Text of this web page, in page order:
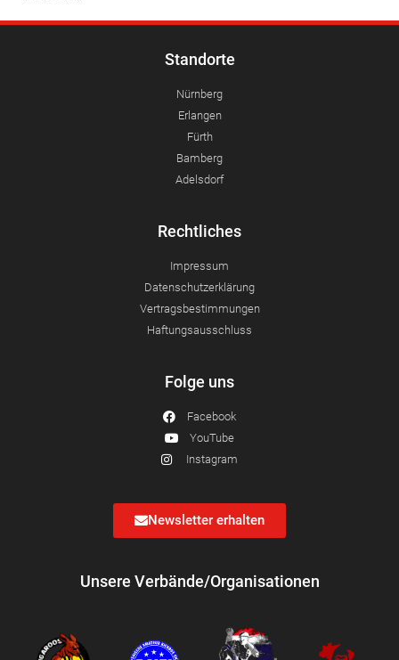
Standorte
Nürnberg
Erlangen
Fürth
Bamberg
Adelsdorf
Rechtliches
Impressum
Datenschutzerklärung
Vertragsbestimmungen
Haftungsausschluss
Folge uns
Facebook
YouTube
Instagram
Newsletter erhalten
Unsere Verbände/Organisationen